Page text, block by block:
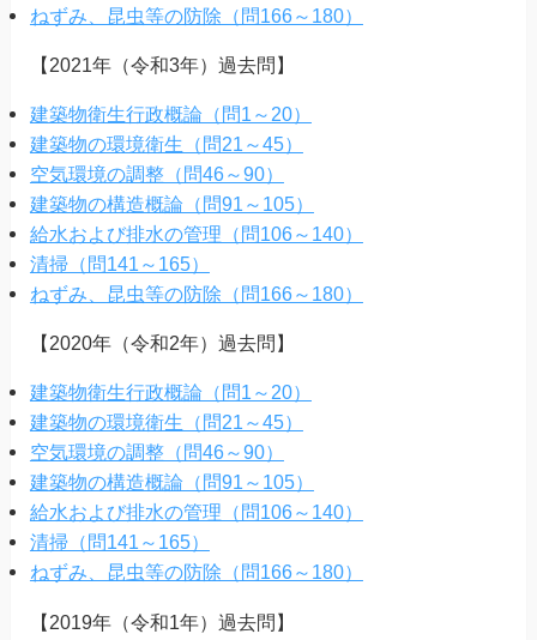
ねずみ、昆虫等の防除（問166～180）
【2021年（令和3年）過去問】
建築物衛生行政概論（問1～20）
建築物の環境衛生（問21～45）
空気環境の調整（問46～90）
建築物の構造概論（問91～105）
給水および排水の管理（問106～140）
清掃（問141～165）
ねずみ、昆虫等の防除（問166～180）
【2020年（令和2年）過去問】
建築物衛生行政概論（問1～20）
建築物の環境衛生（問21～45）
空気環境の調整（問46～90）
建築物の構造概論（問91～105）
給水および排水の管理（問106～140）
清掃（問141～165）
ねずみ、昆虫等の防除（問166～180）
【2019年（令和1年）過去問】